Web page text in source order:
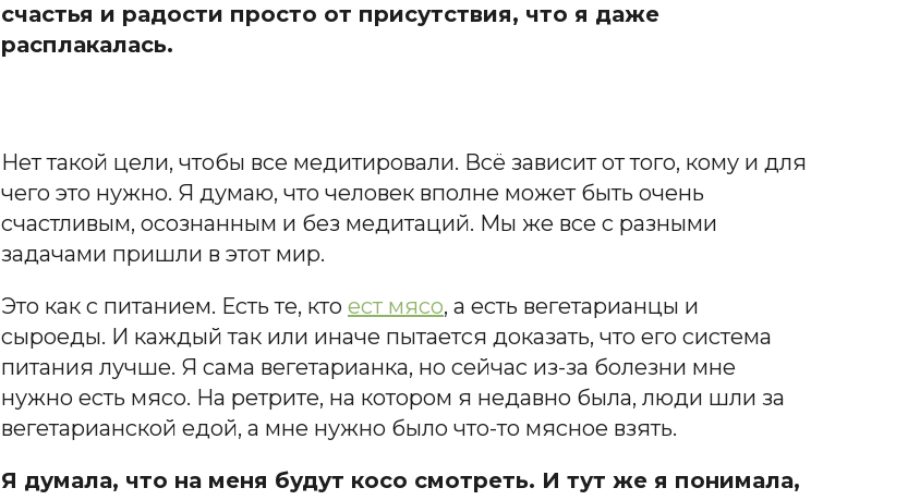
счастья и радости просто от присутствия, что я даже
расплакалась.
Нет такой цели, чтобы все медитировали. Всё зависит от того, кому и для
чего это нужно. Я думаю, что человек вполне может быть очень
счастливым, осознанным и без медитаций. Мы же все с разными
задачами пришли в этот мир.
Это как с питанием. Есть те, кто ест мясо, а есть вегетарианцы и
сыроеды. И каждый так или иначе пытается доказать, что его система
питания лучше. Я сама вегетарианка, но сейчас из-за болезни мне
нужно есть мясо. На ретрите, на котором я недавно была, люди шли за
вегетарианской едой, а мне нужно было что-то мясное взять.
Я думала, что на меня будут косо смотреть. И тут же я понимала,